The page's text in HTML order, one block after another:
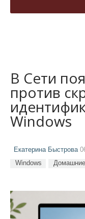
В Сети
против
Windows
Екатерина Быстрова
Windows